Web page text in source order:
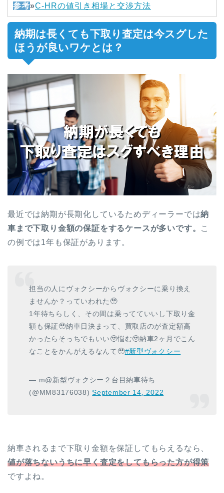
参考»C-HRの値引き相場と交渉方法
納期は長くても下取り査定は今スグした
ほうが良いワケとは？
最近では納期が長期化しているためディーラーでは納
車まで下取り金額の保証をするケースが多いです。 こ
の例では1年も保証があります。
担当の人にヴォクシーからヴォクシーに乗り換え
ませんか？っていわれた🥹
1年待ちらしく、その間は乗ってていいし下取り金
額も保証🥹納車日決まって、買取店のが査定額高
かったらそっちでもいい🥹悩む🥹納車2ヶ月でこん
なことをかんがえるなんて🥹#新型ヴォクシー
— m@新型ヴォクシー２台目納車待ち
(@MM83176038)September 14, 2022
納車されるまで下取り金額を保証してもらえるなら、
値が落ちないうちに早く査定をしてもらった方が得策
ですよね。